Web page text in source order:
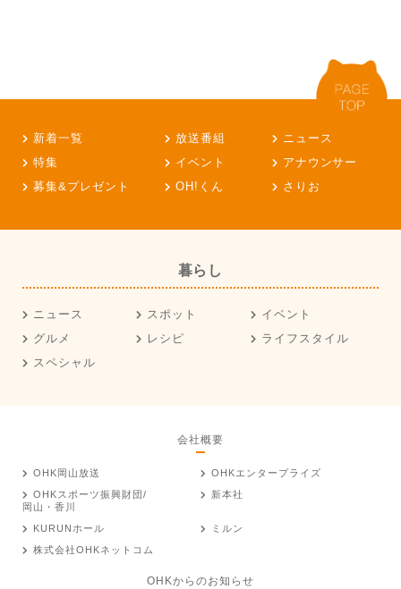
新着一覧 放送番組
ニュース
特集
イベント
アナウンサー
募集&プレゼント
OH!くん さりお
暮らし
ニュース スポット
イベント
グルメ
レシピ
ライフスタイル
スペシャル
会社概要
OHK岡山放送
OHKエンタープライズ
OHKスポーツ振興財団/
岡山・香川
新本社
KURUNホール
ミルン
株式会社OHKネットコム
OHKからのお知らせ